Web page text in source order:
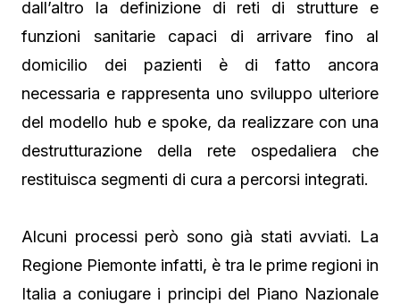
dall’altro la definizione di reti di strutture e
funzioni sanitarie capaci di arrivare fino al
domicilio dei pazienti è di fatto ancora
necessaria e rappresenta uno sviluppo ulteriore
del modello hub e spoke, da realizzare con una
destrutturazione della rete ospedaliera che
restituisca segmenti di cura a percorsi integrati.
Alcuni processi però sono già stati avviati. La
Regione Piemonte infatti, è tra le prime regioni in
Italia a coniugare i principi del Piano Nazionale